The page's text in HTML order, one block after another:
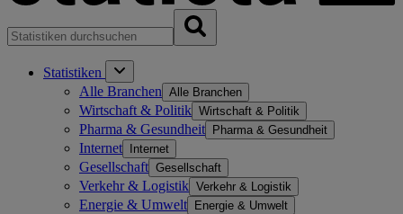
Statistiken
Alle Branchen Alle Branchen
Wirtschaft & Politik Wirtschaft & Politik
Pharma & Gesundheit Pharma & Gesundheit
Internet Internet
Gesellschaft Gesellschaft
Verkehr & Logistik Verkehr & Logistik
Energie & Umwelt Energie & Umwelt